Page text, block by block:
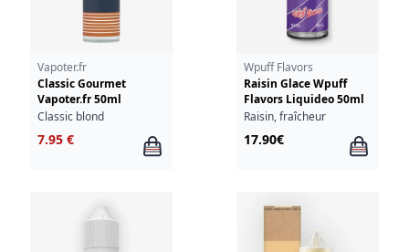
Vapoter.fr
Classic Gourmet
Vapoter.fr 50ml
Classic blond
7.95 €
Wpuff Flavors
Raisin Glace Wpuff
Flavors Liquideo 50ml
Raisin, fraîcheur
17.90€